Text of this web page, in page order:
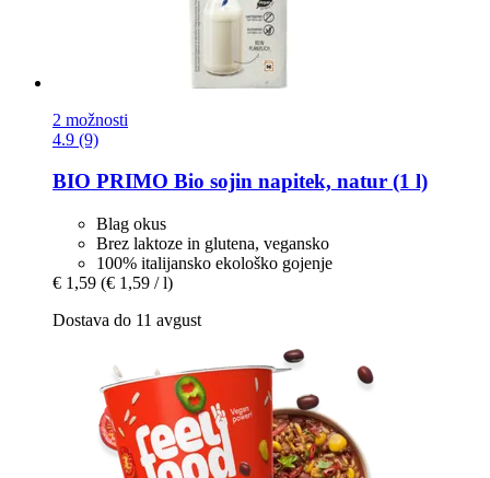
2 možnosti
4.9 (9)
BIO PRIMO Bio sojin napitek, natur (1 l)
Blag okus
Brez laktoze in glutena, vegansko
100% italijansko ekološko gojenje
€ 1,59 (€ 1,59 / l)
Dostava do 11 avgust